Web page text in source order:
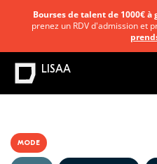
MODE
Bourses de talent de 1000€ à
prenez un RDV d'admission et
LISAA